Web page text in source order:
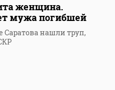
женщина.
мужа погибшей
Саратова нашли труп,